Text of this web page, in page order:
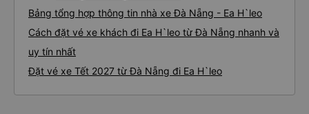
Bảng tổng hợp thông tin nhà xe Đà Nẵng - Ea H`leo
Cách đặt vé xe khách đi Ea H`leo từ Đà Nẵng nhanh và
uy tín nhất
Đặt vé xe Tết 2027 từ Đà Nẵng đi Ea H`leo